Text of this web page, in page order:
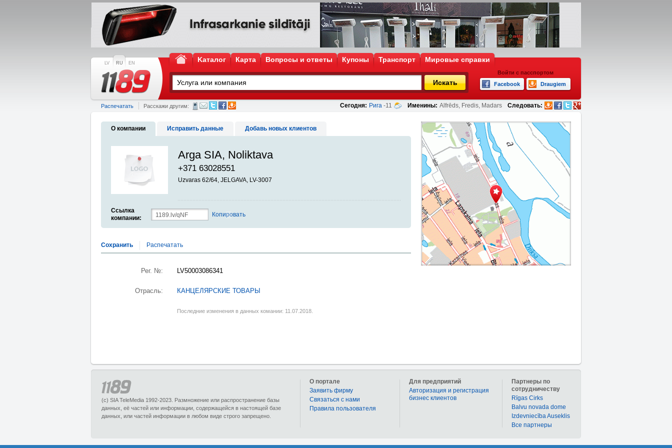
LV RU EN Kаталог Карта Вопросы и ответы Купоны Транспорт Мировые справки
Искать
Войти с пасспортом
Facebook
Draugiem
Сегодня: Рига -11 Именины: Alfrēds, Fredis, Madars Следовать:
Распечатать Расскажи другим:
О компании Исправить данные Добавь новых клиентов
Arga SIA, Noliktava
+371 63028551
Uzvaras 62/64, JELGAVA, LV-3007
Ссылка
компании:
Копировать
Сохранить Распечатать
Рег. №: LV50003086341
Отрасль: КАНЦЕЛЯРСКИЕ ТОВАРЫ
Последние изменения в данных комании: 11.07.2018.
(c) SIA TeleMedia 1992-2023. Размножение или распространение базы
данных, её частей или информации, содержащейся в настоящей базе
данных, или частей информации в любом виде строго запрещено.
Партнеры по
сотрудничеству
Rīgas Cirks
Balvu novada dome
Izdevniecība Auseklis
Bce партнеры
Для предприятий
Авторизация и регистрация
бизнес клиентов
О портале
Заявить фирму
Связаться с нами
Правила пользователя